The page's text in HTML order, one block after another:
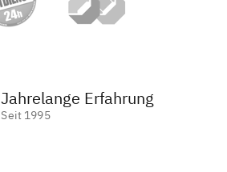
Jahrelange Erfahrung
Seit 1995